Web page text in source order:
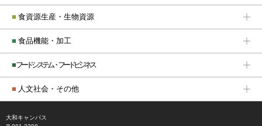
■ 食資源生産・生物資源
■ 食品機能・加工
■フードシステム・フードビジネス
■ 人文社会・その他
大和キャンパス